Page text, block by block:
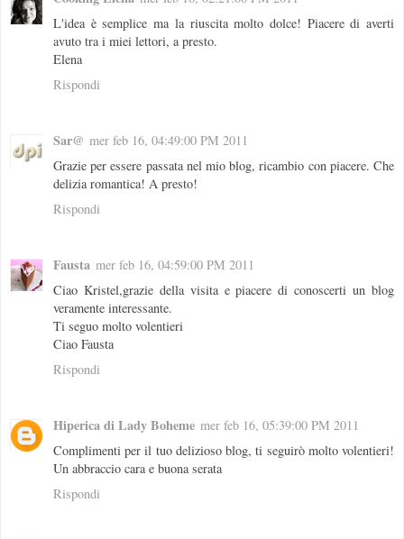
L'idea è semplice ma la riuscita molto dolce! Piacere di averti
avuto tra i miei lettori, a presto.
Elena
Rispondi
Sar@ mer feb 16, 04:49:00 PM 2011
Grazie per essere passata nel mio blog, ricambio con piacere. Che
delizia romantica! A presto!
Rispondi
Fausta mer feb 16, 04:59:00 PM 2011
Ciao Kristel,grazie della visita e piacere di conoscerti un blog
veramente interessante.
Ti seguo molto volentieri
Ciao Fausta
Rispondi
Hiperica di Lady Boheme mer feb 16, 05:39:00 PM 2011
Complimenti per il tuo delizioso blog, ti seguirò molto volentieri!
Un abbraccio cara e buona serata
Rispondi